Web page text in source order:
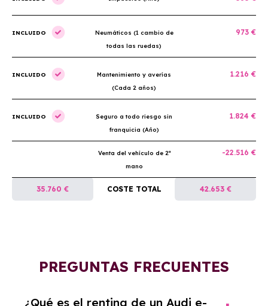
INCLUIDO
Neumáticos (1 cambio de
todas las ruedas)
973 €
INCLUIDO
Mantenimiento y averías
(Cada 2 años)
1.216 €
INCLUIDO
Seguro a todo riesgo sin
franquicia (Año)
1.824 €
Venta del vehículo de 2ª
mano
-22.516 €
35.760 € COSTE TOTAL 42.653 €
PREGUNTAS FRECUENTES
¿Qué es el renting de un Audi e-